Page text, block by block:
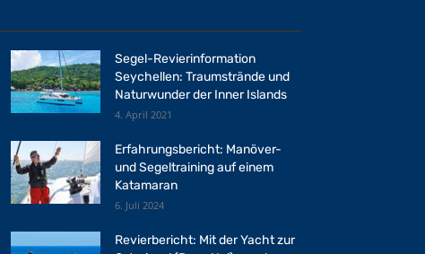
Segel-Revierinformation
Seychellen: Traumstrände und
Naturwunder der Inner Islands
4. April 2021
Erfahrungsbericht: Manöver-
und Segeltraining auf einem
Katamaran
6. Juli 2024
Revierbericht: Mit der Yacht zur